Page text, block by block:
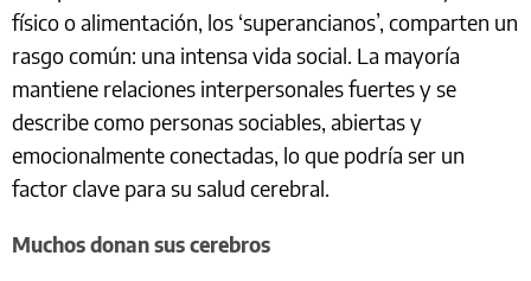
físico o alimentación, los ‘superancianos’, comparten un
rasgo común: una intensa vida social. La mayoría
mantiene relaciones interpersonales fuertes y se
describe como personas sociables, abiertas y
emocionalmente conectadas, lo que podría ser un
factor clave para su salud cerebral.
Muchos donan sus cerebros